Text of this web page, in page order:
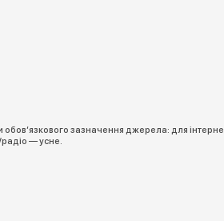
зазначення джерела: для
— усне.